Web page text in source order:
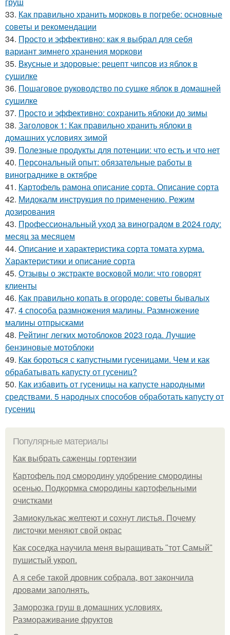
33. Как правильно хранить морковь в погребе: основные
советы и рекомендации
34. Просто и эффективно: как я выбрал для себя
вариант зимнего хранения моркови
35. Вкусные и здоровые: рецепт чипсов из яблок в
сушилке
36. Пошаговое руководство по сушке яблок в домашней
сушилке
37. Просто и эффективно: сохранить яблоки до зимы
38. Заголовок 1: Как правильно хранить яблоки в
домашних условиях зимой
39. Полезные продукты для потенции: что есть и что нет
40. Персональный опыт: обязательные работы в
винограднике в октябре
41. Картофель рамона описание сорта. Описание сорта
42. Мидокалм инструкция по применению. Режим
дозирования
43. Профессиональный уход за виноградом в 2024 году:
месяц за месяцем
44. Описание и характеристика сорта томата хурма.
Характеристики и описание сорта
45. Отзывы о экстракте восковой моли: что говорят
клиенты
46. Как правильно копать в огороде: советы бывалых
47. 4 способа размножения малины. Размножение
малины отпрысками
48. Рейтинг легких мотоблоков 2023 года. Лучшие
бензиновые мотоблоки
49. Как бороться с капустными гусеницами. Чем и как
обрабатывать капусту от гусениц?
50. Как избавить от гусеницы на капусте народными
средствами. 5 народных способов обработать капусту от
гусениц
Популярные материалы
Как выбрать саженцы гортензии
Картофель под смородину удобрение смородины
осенью. Подкормка смородины картофельными
очистками
Замиокулькас желтеют и сохнут листья. Почему
листочки меняют свой окрас
Как соседка научила меня выращивать "тот Самый"
пушистый укроп.
А я себе такой дровник собрала, вот закончила
дровами заполнять.
Заморозка груш в домашних условиях.
Размораживание фруктов